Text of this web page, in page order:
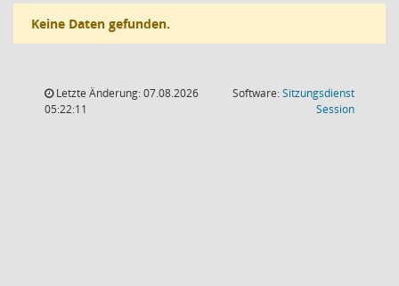
Keine Daten gefunden.
Letzte Änderung: 07.08.2026
05:22:11
Software:Sitzungsdienst
Session(Wird in